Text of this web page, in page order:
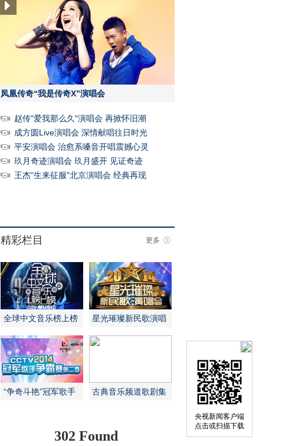
央视新闻客户端
点击或扫描下载
凤凰传奇“我是传奇X”演唱会
赵传"爱我那么久"演唱会 再掀怀旧潮
成方圆Live演唱会 深情献唱往日时光
平安演唱会 治愈系嗓音开唱震撼心灵
玖月奇迹演唱会 玖月盛开 见证奇迹
王杰"生来征服"北京演唱会 经典再现
精彩栏目 更多
全球中文音乐榜上榜
星光璀璨新民歌演唱
会
“争奇斗艳”冠军歌手
古典音乐频道歌剧集
302 Found